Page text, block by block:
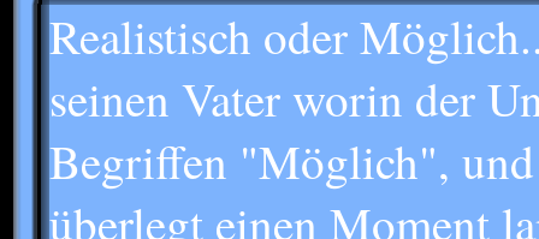
Realistisch oder
seinen Vater worin der
Begriffen "Möglich", und
überlegt einen Moment